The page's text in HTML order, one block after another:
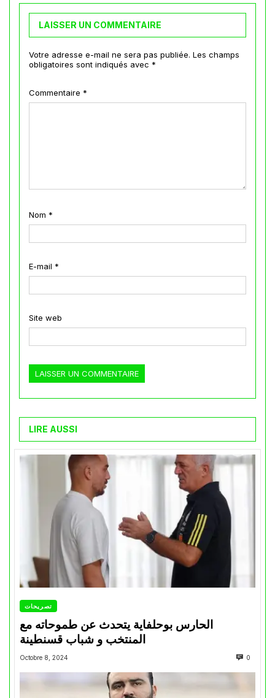
LAISSER UN COMMENTAIRE
Votre adresse e-mail ne sera pas publiée. Les champs
obligatoires sont indiqués avec *
Commentaire *
Nom *
E-mail *
Site web
LIRE AUSSI
تصريحات
الحارس بوحلفاية يتحدث عن طموحاته مع
المنتخب و شباب قسنطينة
Octobre 8, 2024 0